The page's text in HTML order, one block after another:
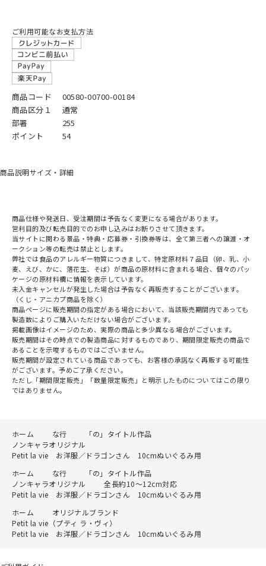
ご利用可能なお支払方法
商品コード
00580-00700-00184
商品区分１
通常
部署
255
ポイント
54
商品説明サイズ・詳細
商品仕様や発送日、受注期間は予告なく変更になる場合があります。
営利目的及び転売目的でのお申し込みはお断りさせて頂きます。
当サイトに関わる景品・特典・応募券・引換券等は、全て第三者への譲渡・オ
ークション等の転売は禁止とします。
弊社では食品のアレルギー物質につきまして、特定原材料７品目（卵、乳、小
麦、えび、かに、落花生、そば）が商品の原材料に含まれる場合、個々のパッ
ケージの原材料欄に情報を表示しています。
未入金キャンセルが発生した場合は予告なく再販売することがございます。
（くじ・アニカプ商品を除く）
商品ページに販売期間の指定がある場合において、当該販売期間内であっても
製造数によりご購入いただけない場合がございます。
掲載画像はイメージのため、実際の商品と多少異なる場合がございます。
販売期間はその時点での製造商品に対するものであり、期間限定販売の商品で
あることを示唆するものではございません。
販売期間が設定されている商品であっても、お客様の承諾なく再販する可能性
がございます。予めご了承ください。
ただし「期間限定販売」「数量限定販売」と明示したものについてはこの限り
ではありません。
ホーム な行
「の」タイトル作品
ノンキャラオリジナル
Petit la vie お洋服／ドラゴンさん 10cmぬいぐるみ用
ホーム
な行
「の」タイトル作品
ノンキャラオリジナル
全長約10～12cm対応
Petit la vie お洋服／ドラゴンさん 10cmぬいぐるみ用
ホーム
オリジナルブランド
Petit la vie（プティ ラ・ヴィ）
Petit la vie お洋服／ドラゴンさん 10cmぬいぐるみ用